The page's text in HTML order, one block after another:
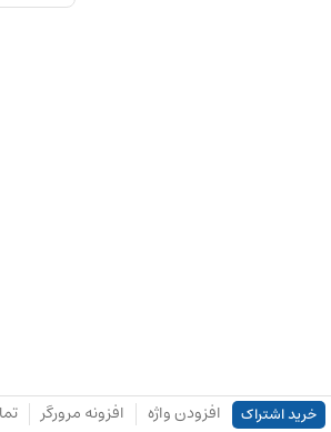
خرید اشتراک افزودن واژه افزونه مرورگر